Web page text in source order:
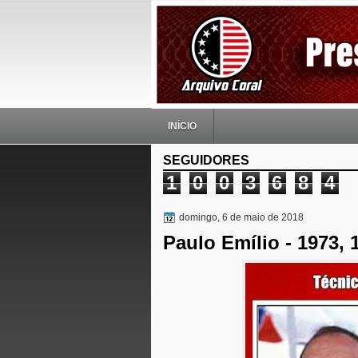
INÍCIO
SEGUIDORES
1 0 0 3 6 8 4
domingo, 6 de maio de 2018
Paulo Emílio - 1973,